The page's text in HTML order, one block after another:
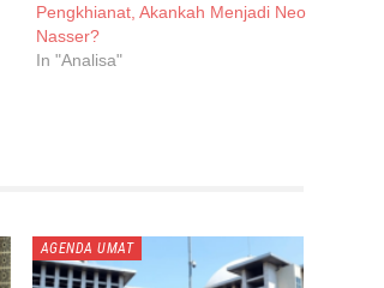
Pengkhianat, Akankah Menjadi Neo
Nasser?
In "Analisa"
AGENDA UMAT